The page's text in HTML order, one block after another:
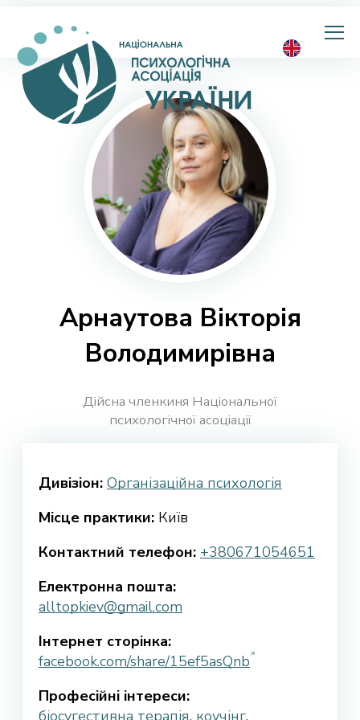
Національна
психологічна
Арнаутова Вікторія
Володимирівна
Дійсна членкиня Національної
психологічної асоціації
Дивізіон: Організаційна психологія
Місце практики: Київ
Контактний телефон: +380671054651
Електронна пошта:
alltopkiev@gmail.com
Інтернет сторінка:
facebook.com/share/15ef5asQnb
Професійні інтереси:
біосугестивна терапія, коучінг,